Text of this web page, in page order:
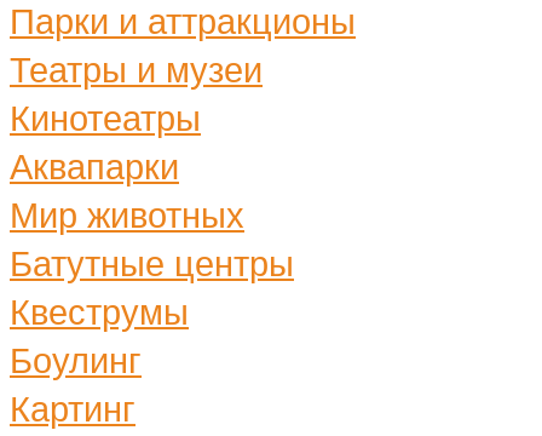
Парки и аттракционы
Театры и музеи
Кинотеатры
Аквапарки
Мир животных
Батутные центры
Квеструмы
Боулинг
Картинг